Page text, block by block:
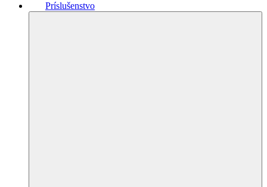
Príslušenstvo